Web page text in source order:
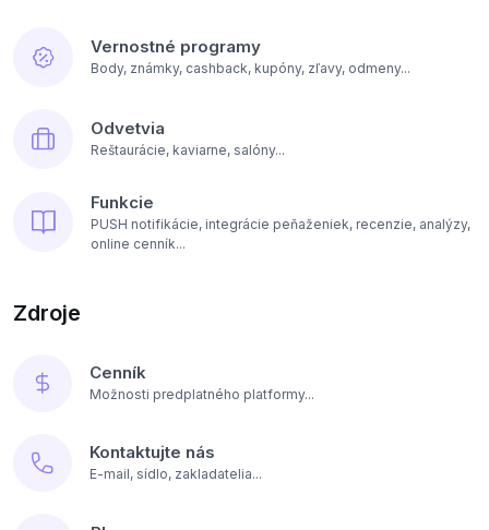
Vernostné programy
Body, známky, cashback, kupóny, zľavy, odmeny...
Odvetvia
Reštaurácie, kaviarne, salóny...
Funkcie
PUSH notifikácie, integrácie peňaženiek, recenzie, analýzy,
online cenník...
Zdroje
Cenník
Možnosti predplatného platformy...
Kontaktujte nás
E-mail, sídlo, zakladatelia...